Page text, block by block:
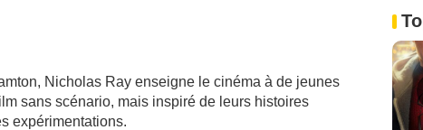
Nicholas Ray enseigne le cinéma à de jeunes
sans scénario, mais inspiré de leurs histoires
expérimentations.